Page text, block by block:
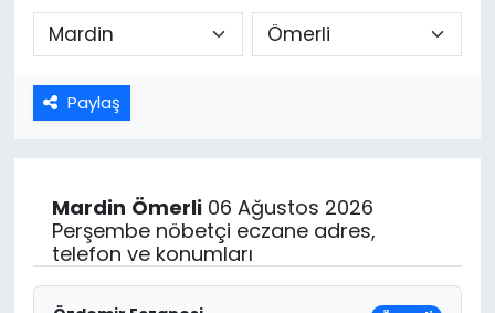
Paylaş
Mardin Ömerli06 Ağustos 2026
Perşembe nöbetçi eczane adres,
telefon ve konumları